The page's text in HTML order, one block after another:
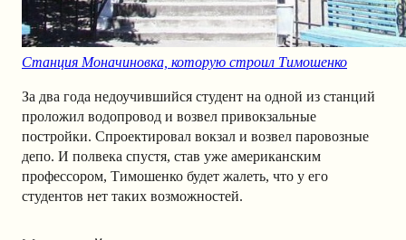
Станция Моначиновка, которую строил Тимошенко
За два года недоучившийся студент на одной из станций
проложил водопровод и возвел привокзальные
постройки. Спроектировал вокзал и возвел паровозные
депо. И полвека спустя, став уже американским
профессором, Тимошенко будет жалеть, что у его
студентов нет таких возможностей.